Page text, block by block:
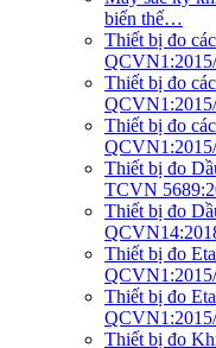
biến thế…
Thiết bị đo
Thiết bị đo
Thiết bị đo
Thiết bị đo
TCVN
Thiết bị đo
Thiết bị đo
Thiết bị đo
Thiết bị đo